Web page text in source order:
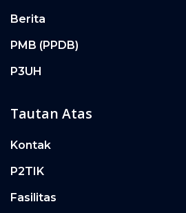
Berita
PMB (PPDB)
P3UH
Tautan Atas
Kontak
P2TIK
Fasilitas